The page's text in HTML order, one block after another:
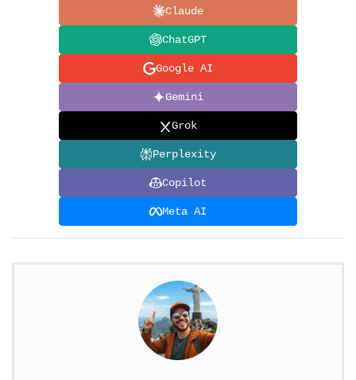
Claude
ChatGPT
Google AI
Gemini
Grok
Perplexity
Copilot
Meta AI